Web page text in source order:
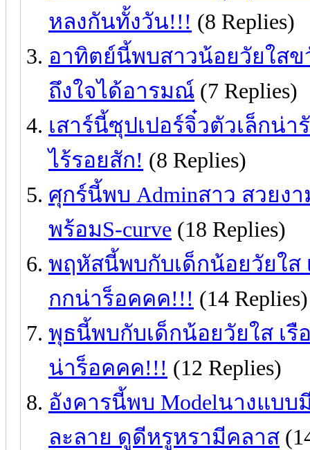
หลงกันทั้งวัน!!! (8 Replies)
อาทิตย์นี้พบสาวน้อยวัยใสข
ถึงใจได้อารมณ์ (7 Replies)
เสาร์นี้ซุปเปอร์จิ๋วตัวเล็กน่
ไร้รอยสัก! (8 Replies)
ศุกร์นี้พบ Adminสาว สวยง
พร้อมS-curve (18 Replies)
พฤหัสนี้พบกับเด็กน้อยวัยใส
กกน่าร็อคคค!!! (14 Replies)
พุธนี้พบกับเด็กน้อยวัยใส เรื
น่าร็อคคค!!! (12 Replies)
อังคารนี้พบ Modelนางแบบ
ละลาย ดูดีหรูหรามีคลาส